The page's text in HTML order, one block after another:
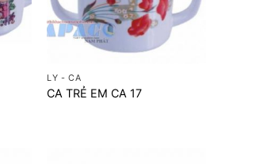
LY - CA
CA TRẺ EM CA 17